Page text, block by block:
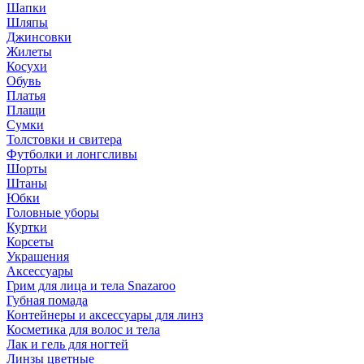
Шапки
Шляпы
Джинсовки
Жилеты
Косухи
Обувь
Платья
Плащи
Сумки
Толстовки и свитера
Футболки и лонгсливы
Шорты
Штаны
Юбки
Головные уборы
Куртки
Корсеты
Украшения
Аксессуары
Грим для лица и тела Snazaroo
Губная помада
Контейнеры и аксессуары для линз
Косметика для волос и тела
Лак и гель для ногтей
Линзы цветные